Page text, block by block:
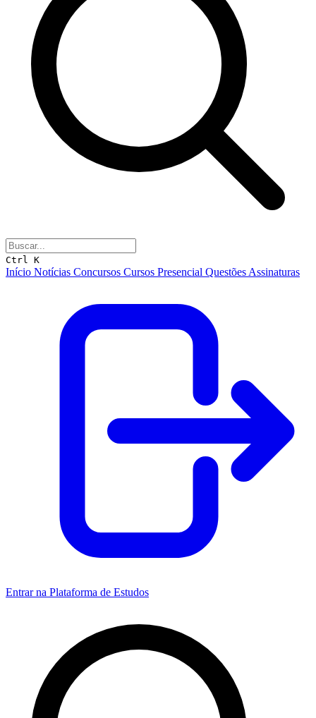
Ctrl K
Início Notícias Concursos Cursos Presencial Questões Assinaturas
Entrar na Plataforma de Estudos